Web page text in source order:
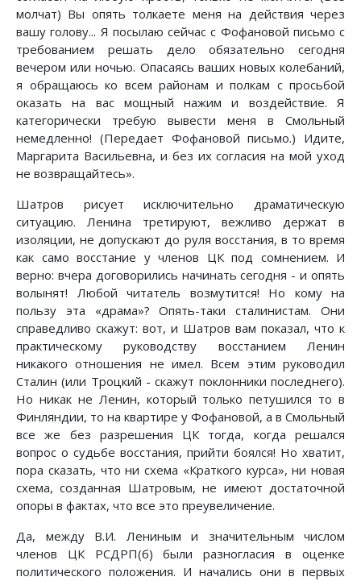
молчат) Вы опять толкаете меня на действия через
вашу голову... Я посылаю сейчас с Фофановой письмо с
требованием решать дело обязательно сегодня
вечером или ночью. Опасаясь ваших новых колебаний,
я обращаюсь ко всем районам и полкам с просьбой
оказать на вас мощный нажим и воздействие. Я
категорически требую вывести меня в Смольный
немедленно! (Передает Фофановой письмо.) Идите,
Маргарита Васильевна, и без их согласия на мой уход
не возвращайтесь».
Шатров рисует исключительно драматическую
ситуацию. Ленина третируют, вежливо держат в
изоляции, не допускают до руля восстания, в то время
как само восстание у членов ЦК под сомнением. И
верно: вчера договорились начинать сегодня - и опять
волынят! Любой читатель возмутится! Но кому на
пользу эта «драма»? Опять-таки сталинистам. Они
справедливо скажут: вот, и Шатров вам показал, что к
практическому руководству восстанием Ленин
никакого отношения не имел. Всем этим руководил
Сталин (или Троцкий - скажут поклонники последнего).
Но никак не Ленин, который только петушился то в
Финляндии, то на квартире у Фофановой, а в Смольный
все же без разрешения ЦК тогда, когда решался
вопрос о судьбе восстания, прийти боялся! Но хватит,
пора сказать, что ни схема «Краткого курса», ни новая
схема, созданная Шатровым, не имеют достаточной
опоры в фактах, что все это преувеличение.
Да, между В.И. Лениным и значительным числом
членов ЦК РСДРП(б) были разногласия в оценке
политического положения. И начались они в первых